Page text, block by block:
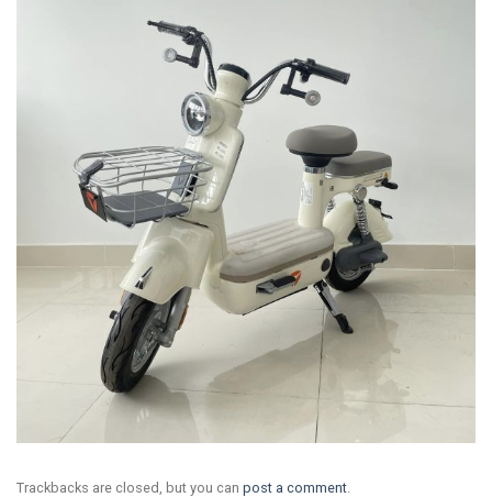
Trackbacks are closed, but you can post a comment